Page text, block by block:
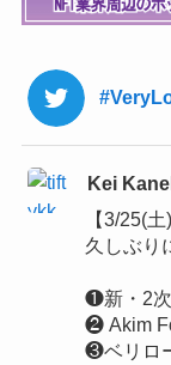
Kei
【3/25(
久しぶり
❶新・2次
❷ Akim
❸ベリロ